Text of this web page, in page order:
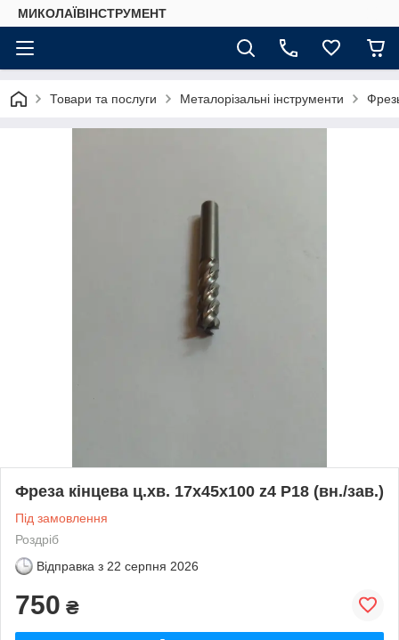
МИКОЛАЇВІНСТРУМЕНТ
Товари та послуги Металорізальні інструменти
Фреза кінцева ц.хв. 17х45х100 z4 Р18 (вн./зав.)
Під замовлення
Роздріб
Відправка з 22 серпня 2026
750 ₴